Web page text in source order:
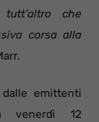
che
corsa alla
emittenti
venerdì 12